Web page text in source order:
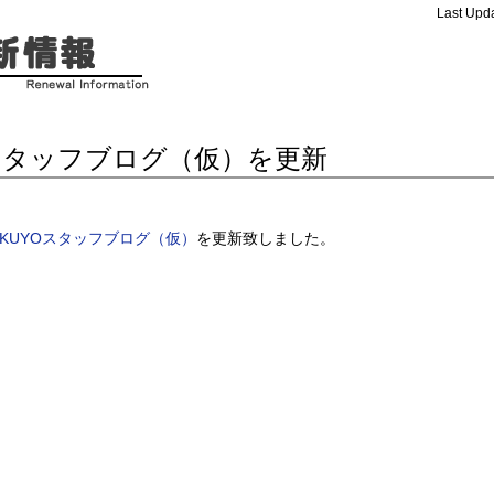
Last
ッフブログ（仮）を更新
スタッフブログ（仮） を更新致しました。